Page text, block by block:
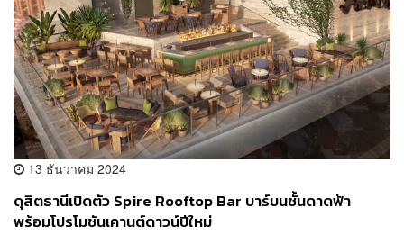
13 ธันวาคม 2024
ดุสิตธานีเปิดตัว Spire Rooftop Bar บาร์บนชั้นดาดฟ้า
พร้อมโปรโมชันเคานต์ดาวน์ปีใหม่